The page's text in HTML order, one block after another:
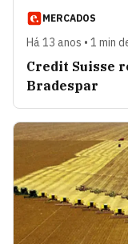
MERCADOS
Há 13 anos • 1 min
Credit Suisse
Bradespar